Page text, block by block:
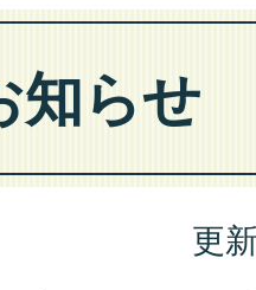
知らせ
更